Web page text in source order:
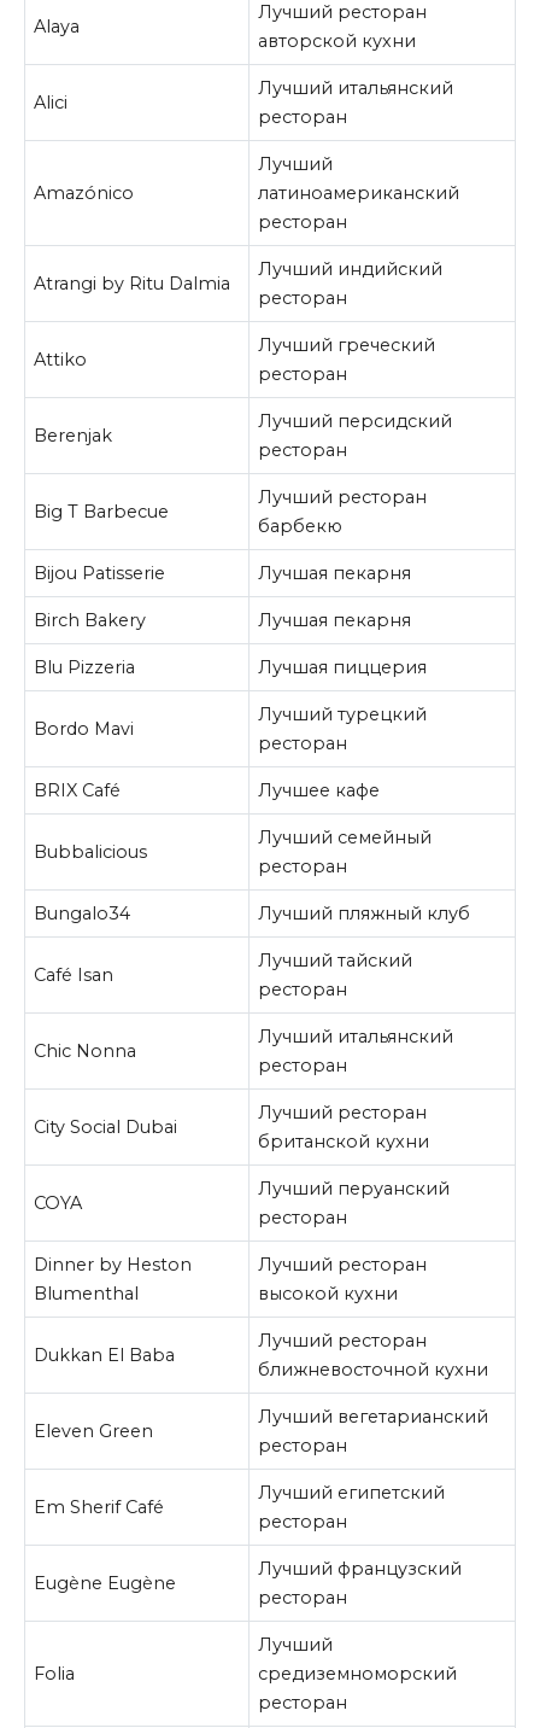
Alaya
Лучший ресторан
авторской кухни
Alici
Лучший итальянский
ресторан
Amazónico
Лучший
латиноамериканский
ресторан
Atrangi by Ritu Dalmia
Лучший индийский
ресторан
Attiko
Лучший греческий
ресторан
Berenjak
Лучший персидский
ресторан
Big T Barbecue
Лучший ресторан
барбекю
Bijou Patisserie Лучшая пекарня
Birch Bakery Лучшая пекарня
Blu Pizzeria Лучшая пиццерия
Bordo Mavi
Лучший турецкий
ресторан
BRIX Café Лучшее кафе
Bubbalicious
Лучший семейный
ресторан
Bungalo34 Лучший пляжный клуб
Café Isan
Лучший тайский
ресторан
Chic Nonna
Лучший итальянский
ресторан
City Social Dubai
Лучший ресторан
британской кухни
COYA
Лучший перуанский
ресторан
Dinner by Heston
Blumenthal
Лучший ресторан
высокой кухни
Dukkan El Baba
Лучший ресторан
ближневосточной кухни
Eleven Green
Лучший вегетарианский
ресторан
Em Sherif Café
Лучший египетский
ресторан
Eugène Eugène
Лучший французский
ресторан
Folia
Лучший
средиземноморский
ресторан